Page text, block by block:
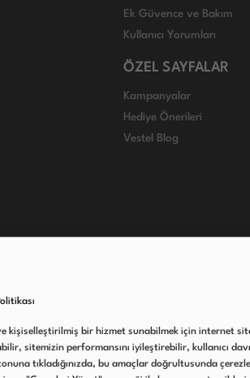
Ek Güvence ve Bakım
Kullanıcı Yorumları
ÖZEL SAYFALAR
Kampanyalar
Hediye Önerileri
Vestel Blog
kişiselleştirilmiş bir hizmet sunabilmek için internet
sitemizin performansını iyileştirebilir, kullanıcı
tıkladığınızda, bu amaçlar doğrultusunda